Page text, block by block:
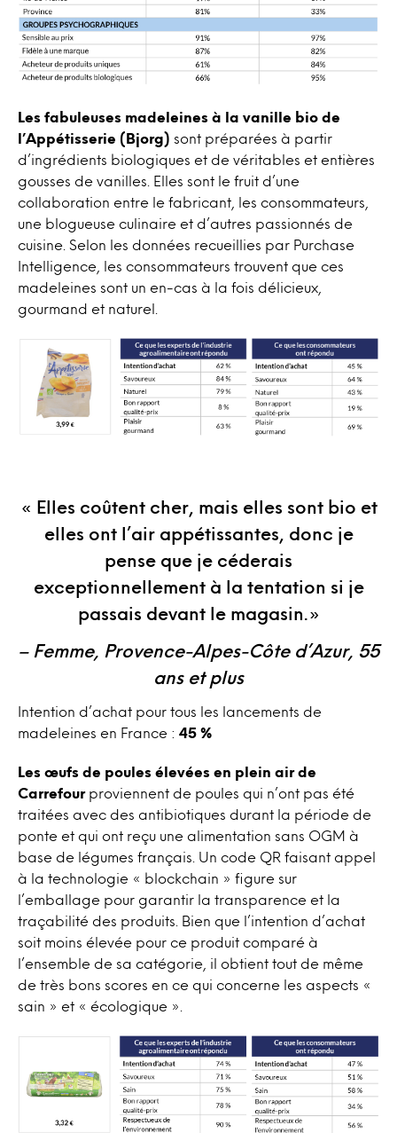
Les fabuleuses madeleines à la vanille bio de
l’Appétisserie (Bjorg) sont préparées à partir
d’ingrédients biologiques et de véritables et entières
gousses de vanilles. Elles sont le fruit d’une
collaboration entre le fabricant, les consommateurs,
une blogueuse culinaire et d’autres passionnés de
cuisine. Selon les données recueillies par Purchase
Intelligence, les consommateurs trouvent que ces
madeleines sont un en-cas à la fois délicieux,
gourmand et naturel.
« Elles coûtent cher, mais elles sont bio et
elles ont l’air appétissantes, donc je
pense que je céderais
exceptionnellement à la tentation si je
passais devant le magasin.»
– Femme, Provence-Alpes-Côte d’Azur, 55
ans et plus
Intention d’achat pour tous les lancements de
madeleines en France : 45 %
Les œufs de poules élevées en plein air de
Carrefourproviennent de poules qui n’ont pas été
traitées avec des antibiotiques durant la période de
ponte et qui ont reçu une alimentation sans OGM à
base de légumes français. Un code QR faisant appel
à la technologie « blockchain » figure sur
l’emballage pour garantir la transparence et la
traçabilité des produits. Bien que l’intention d’achat
soit moins élevée pour ce produit comparé à
l’ensemble de sa catégorie, il obtient tout de même
de très bons scores en ce qui concerne les aspects «
sain » et « écologique ».